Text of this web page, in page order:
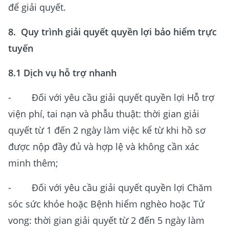
để giải quyết.
8. Quy trình giải quyết quyền lợi bảo hiểm trực
tuyến
8.1 Dịch vụ hỗ trợ nhanh
- Đối với yêu cầu giải quyết quyền lợi Hỗ trợ
viện phí, tai nạn và phẫu thuật: thời gian giải
quyết từ 1 đến 2 ngày làm việc kể từ khi hồ sơ
được nộp đầy đủ và hợp lệ và không cần xác
minh thêm;
- Đối với yêu cầu giải quyết quyền lợi Chăm
sóc sức khỏe hoặc Bệnh hiểm nghèo hoặc Tử
vong: thời gian giải quyết từ 2 đến 5 ngày làm